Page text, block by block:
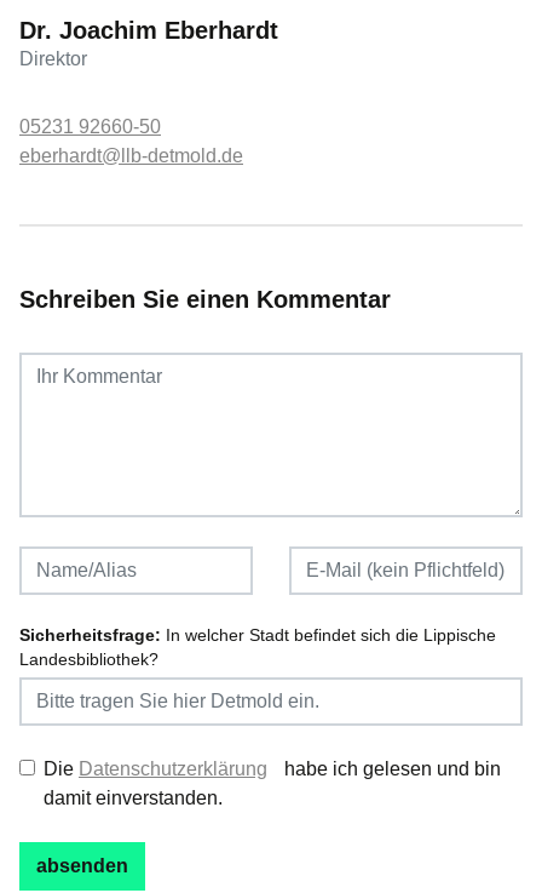
Dr. Joachim Eberhardt
Direktor
05231 92660-50
eberhardt@llb-detmold.de
Schreiben Sie einen Kommentar
Sicherheitsfrage: In welcher Stadt befindet sich die Lippische
Landesbibliothek?
Die Datenschutzerklärung
habe ich gelesen und bin
damit einverstanden.